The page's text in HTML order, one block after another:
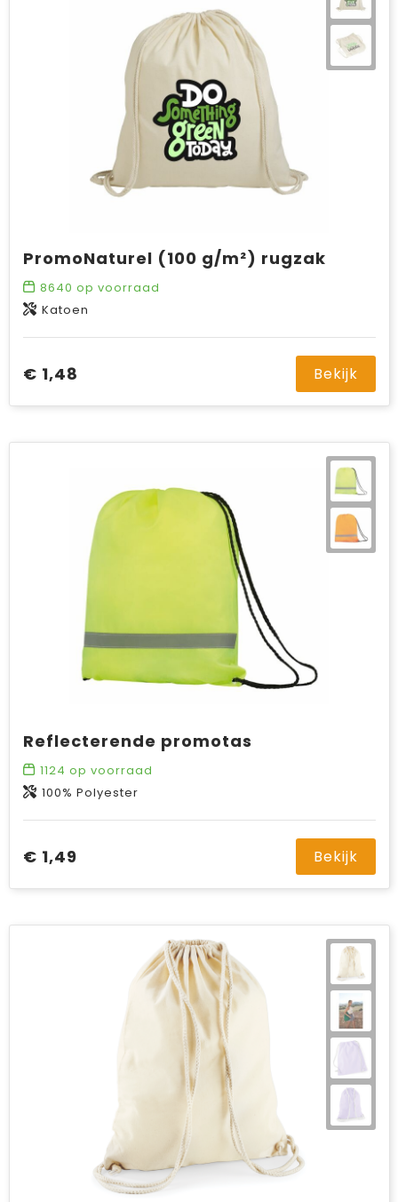
PromoNaturel (100 g/m²) rugzak
8640 op voorraad
Katoen
€ 1,48 Bekijk
Reflecterende promotas
1124 op voorraad
100% Polyester
€ 1,49 Bekijk